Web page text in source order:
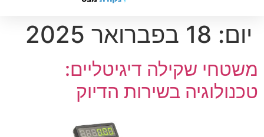
יום: 18 בפברואר 2025
משטחי שקילה דיגיטליים:
טכנולוגיה בשירות הדיוק